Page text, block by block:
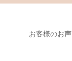
お客様のお声